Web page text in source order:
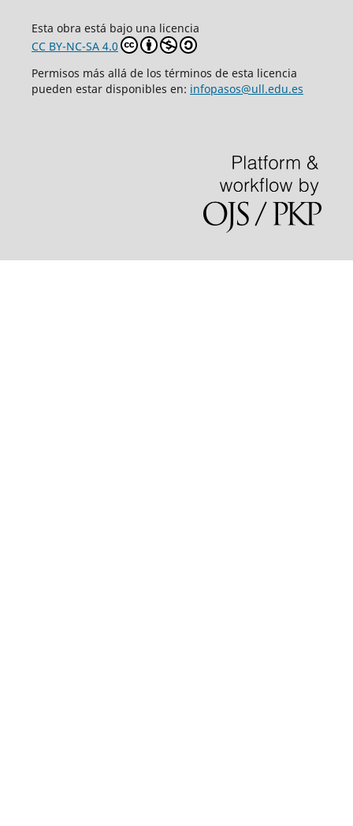
Esta obra está bajo una licencia
CC BY-NC-SA 4.0
Permisos más allá de los términos de esta licencia
pueden estar disponibles en: infopasos@ull.edu.es